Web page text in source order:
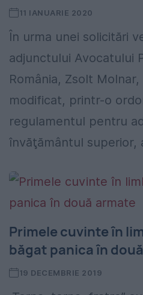
11 IANUARIE 2020
În urma unei solicitări
adjunctului Avocatului
România, Zsolt
modificat, printr-o
regulamentul pentru
învăţământul superior,
Primele cuvinte în
băgat panica în
19 DECEMBRIE 2019